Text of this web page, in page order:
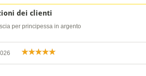
dei clienti
per principessa in argento